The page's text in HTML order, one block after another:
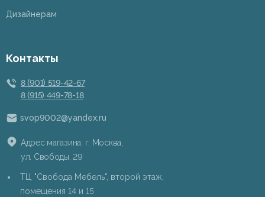
Дизайнерам
Контакты
8 (901) 519-42-67
8 (915) 449-78-18
svop9002@yandex.ru
Адрес магазина: г. Москва,
ул. Свободы, 29
ТЦ "Свобода Мебель", второй этаж,
помещения 14 и 15